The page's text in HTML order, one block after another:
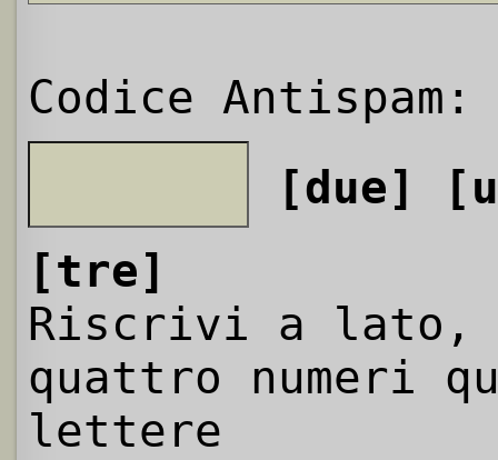
Codice Antispam:
[due]
[tre]
Riscrivi a
quattro numeri
lettere